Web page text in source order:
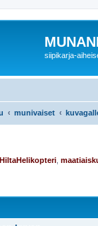
siipikarja-
munivaiset
HiltaHelikopteri